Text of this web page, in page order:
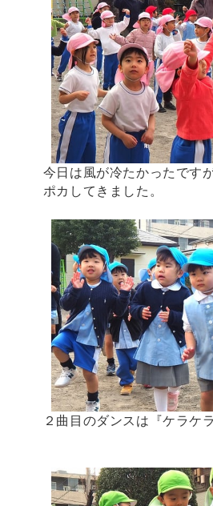
今日は風が冷たかったです
ポカしてきました。
２曲目のダンスは『ケラケ